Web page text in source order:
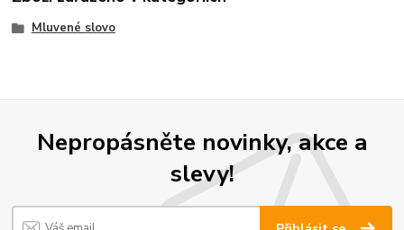
Mluvené slovo
Nepropásněte novinky, akce a
slevy!